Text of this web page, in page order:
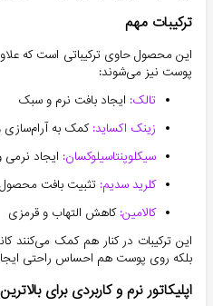
ترکیبات مهم
این محصول حاوی ترکیباتی است که
پوست نیز می‌شوند:
تالک: ایجاد بافت نرم و سبک
زینک اکساید: کمک به
سیکلوپنتاسیلوکسان: ایجاد
کلرید سدیم: تثبیت بافت محصول
کالامین: کاهش التهاب و قرمزی
بلکه روی پوست هم احساس راحتی
اپلیکاتور نرم و کاربردی برای